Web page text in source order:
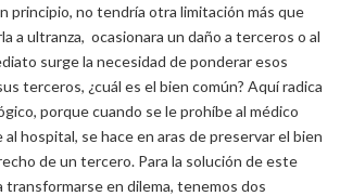
principio, no tendría otra limitación más que
a ultranza, ocasionara un daño a terceros o al
surge la necesidad de ponderar esos
terceros, ¿cuál es el bien común? Aquí radica
porque cuando se le prohíbe al médico
hospital, se hace en aras de preservar el bien
de un tercero. Para la solución de este
transformarse en dilema, tenemos dos